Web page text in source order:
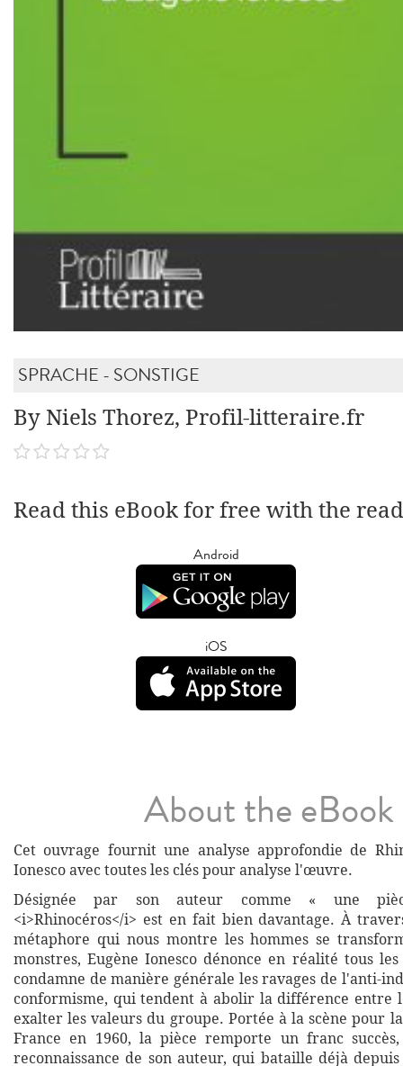
SPRACHE - SONSTIGE
By Niels Thorez, Profil-litteraire.fr
Read this eBook for free with the
Android
iOS
About the eBook
Cet ouvrage fournit une analyse approfondie de
Ionesco avec toutes les clés pour analyse l'œuvre.
Désignée par son auteur comme « une
<i>Rhinocéros</i> est en fait bien davantage. À
métaphore qui nous montre les hommes se
monstres, Eugène Ionesco dénonce en réalité tous
condamne de manière générale les ravages de l'anti-
conformisme, qui tendent à abolir la différence entre
exalter les valeurs du groupe. Portée à la scène pour
France en 1960, la pièce remporte un franc
reconnaissance de son auteur, qui bataille déjà